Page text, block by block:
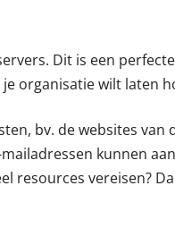
Dit is een
organisatie wilt laten
bv. de websites van
kunnen
resources vereisen?